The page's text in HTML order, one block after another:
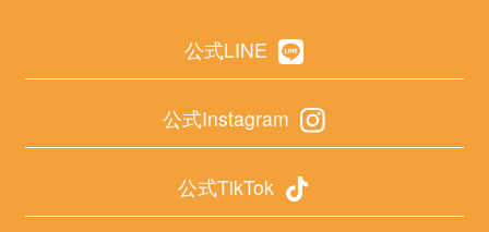
公式LINE
公式Instagram
公式TikTok